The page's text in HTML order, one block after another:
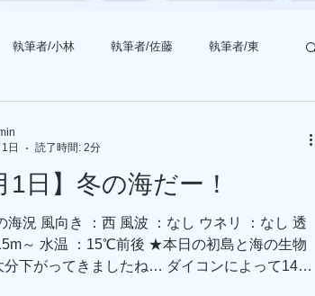
執筆者/小林 執筆者/佐藤 執筆者/東
1日】冬の海だー！
海況 風向き ：西 風波 ：なし ウネリ ：なし 透
～ 水温 ：15℃前後 ★本日の初島と海の生物
分下がってきましたね… ダイコンによって14℃
日
読了時間: 2分